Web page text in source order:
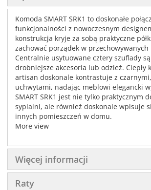
Komoda SMART SRK1 to doskonałe
funkcjonalności z nowoczesnym
konstrukcja kryje za sobą praktyczne
zachować porządek w
Centralnie usytuowane cztery szuflady
drobniejsze akcesoria lub odzież. Ciepły
artisan doskonale kontrastuje z
uchwytami, nadając meblowi elegancki
SMART SRK1 jest nie tylko praktycznym
sypialni, ale również doskonale wpisuje
innych pomieszczeń w domu.
More view
Więcej informacji
Raty